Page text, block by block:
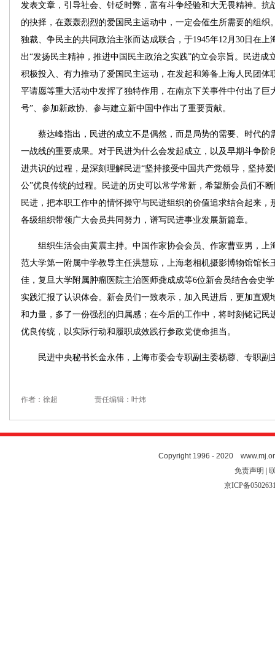
发表文章，引导社会、针砭时弊，富有斗争经验和大无畏精神。抗
的抉择，在轰轰烈烈的爱国民主运动中，一定会催生所需要的组织
独裁、争民主的共同政治主张而达成联合，于1945年12月30日在
出“发扬民主精神，推进中国民主政治之实践”的立会宗旨。民进成
积极投入、有力推动了爱国民主运动，在发起和筹备上海人民团体
平请愿等重大活动中发挥了独特作用，在南京下关事件中付出了巨
号”、参加新政协、参与建立新中国中作出了重要贡献。
蔡达峰指出，民进的成立不是偶然，而是局势的需要、时代的
一战线的重要成果。对于民进为什么会发起成立，以及早期斗争阶
进共识的过程，是深刻理解民进“坚持接受中国共产党领导，坚持
公”优良传统的过程。民进的历史可以常学常新，希望新会员们不
民进，把本职工作中的情怀操守与民进组织的价值追求结合起来，
各级组织带领广大会员共同努力，谱写民进事业发展新篇章。
组织生活会由黄震主持。中国作家协会会员、作家曹亚男，上
范大学第一附属中学教导主任洪慧琼，上海老相机摄影博物馆馆长
佳，复旦大学附属肿瘤医院主治医师龚成成等6位新会员结合会史
实践汇报了认识体会。新会员们一致表示，加入民进后，更加直观
和力量，多了一份强烈的归属感；在今后的工作中，将时刻铭记民
优良传统，以实际行动和履职成效践行参政党使命担当。
民进中央秘书长金永伟，上海市委会专职副主委杨蓉、专职副
作者：徐超 责任编辑：叶炜
Copyright 1996 - 2020
免责声明 |
京ICP备